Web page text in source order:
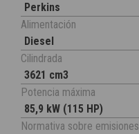
Perkins
Alimentación
Diesel
Cilindrada
3621 cm3
Potencia máxima
85,9 kW (115 HP)
Normativa sobre emisiones